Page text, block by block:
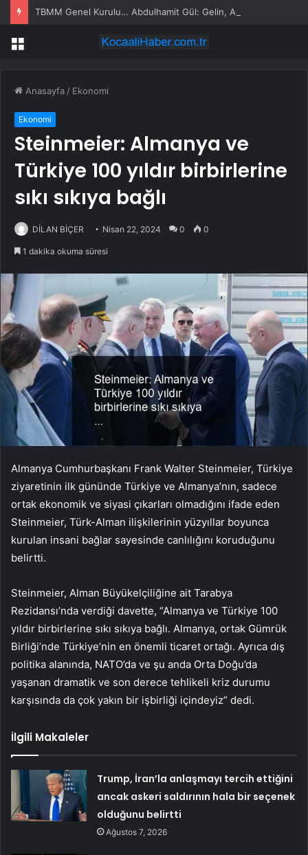
Menü
Anasayfa / Ekonomi
Ekonomi
Steinmeier: Almanya ve
Türkiye 100 yıldır birbirlerine
sıkı sıkıya bağlı
DİLAN BİÇER Nisan 22, 2024 0 0
1 dakika okuma süresi
Almanya Cumhurbaşkanı Frank Walter Steinmeier, Türkiye
ziyaretinin ilk gününde Türkiye ve Almanya’nın, sadece
ortak ekonomik ve siyasi çıkarları olmadığını ifade eden
Steinmeier, Türk-Alman ilişkilerinin yüzyıllar boyunca
kurulan insani bağlar sayesinde canlılığını koruduğunu
belirtti.
Steinmeier, Alman Büyükelçiliğine ait Tarabya
Rezidansı’nda verdiği davette, “Almanya ve Türkiye 100
yıldır birbirlerine sıkı sıkıya bağlı. Almanya, ortak Gümrük
Birliği’nde Türkiye’nin en önemli ticaret ortağı. Ayrıca dış
politika alanında, NATO’da ve şu anda Orta Doğu’da
yaşanan dramatik ve son derece tehlikeli kriz durumu
karşısında da çok yakın bir işbirliği içindeyiz” dedi.
İlgili Makaleler
Trump, İran’la anlaşmayı tercih ettiğini
ancak askeri saldırının hala bir seçenek
olduğunu belirtti
Ağustos 7, 2026